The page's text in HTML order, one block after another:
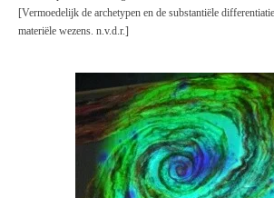
[Vermoedelijk de archetypen en de substantiële
materiële wezens. n.v.d.r.]